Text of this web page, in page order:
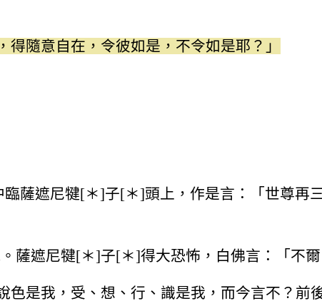
隨意自在，令彼如是，不令如是耶？」
薩遮尼犍[＊]子[＊]頭上，作是言：「世尊再
遮尼犍[＊]子[＊]得大恐怖，白佛言：「不爾
是我，受、想、行、識是我，而今言不？前